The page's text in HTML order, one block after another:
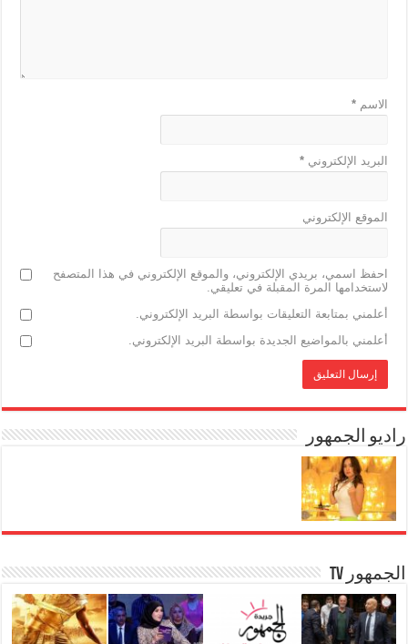
الاسم*
البريد الإلكتروني*
الموقع الإلكتروني
احفظ اسمي، بريدي الإلكتروني، والموقع الإلكتروني في هذا المتصفح
لاستخدامها المرة المقبلة في تعليقي.
أعلمني بمتابعة التعليقات بواسطة البريد الإلكتروني.
أعلمني بالمواضيع الجديدة بواسطة البريد الإلكتروني.
راديو الجمهور
الجمهور TV